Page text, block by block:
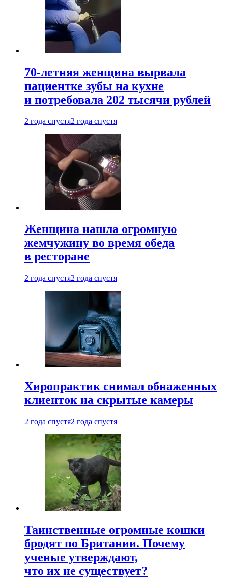
70-летняя женщина вырвала
пациентке зубы на кухне
и потребовала 202 тысячи рублей
2 года спустя2 года спустя
Женщина нашла огромную
жемчужину во время обеда
в ресторане
2 года спустя2 года спустя
Хиропрактик снимал обнаженных
клиенток на скрытые камеры
2 года спустя2 года спустя
Таинственные огромные кошки
бродят по Британии. Почему
ученые утверждают,
что их не существует?